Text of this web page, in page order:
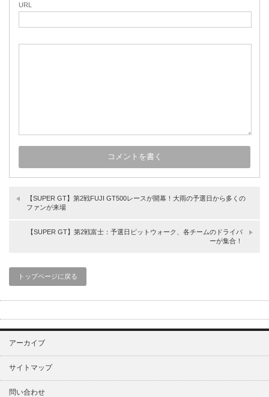
URL
【SUPER GT】第2戦FUJI GT500レースが開幕！大雨の予選日から多くの
ファンが来場
【SUPER GT】第2戦富士：予選日ピットウォーク、各チームのドライバ
ーが集合！
トップページに戻る
アーカイブ
サイトマップ
問い合わせ